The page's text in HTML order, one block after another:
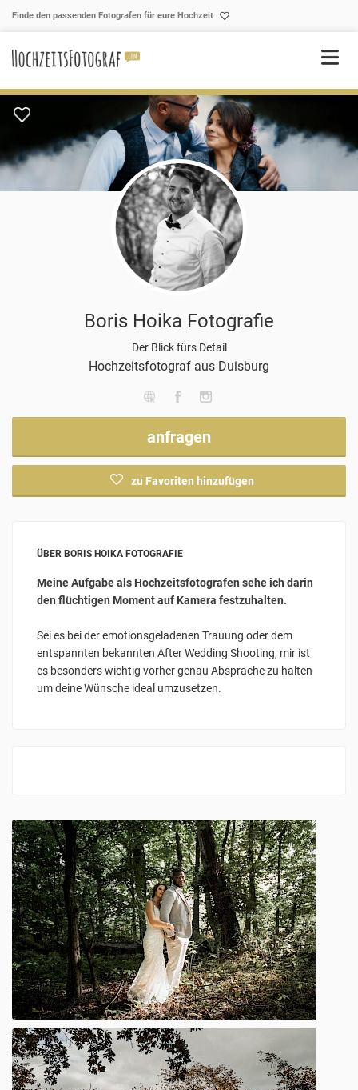
Finde den passenden Fotografen für eure Hochzeit
Boris Hoika Fotografie
Der Blick fürs Detail
Hochzeitsfotograf aus Duisburg
anfragen
zu Favoriten hinzufügen
ÜBER BORIS HOIKA FOTOGRAFIE
Meine Aufgabe als Hochzeitsfotografen sehe ich darin
den flüchtigen Moment auf Kamera festzuhalten.
Sei es bei der emotionsgeladenen Trauung oder dem
entspannten bekannten After Wedding Shooting, mir ist
es besonders wichtig vorher genau Absprache zu halten
um deine Wünsche ideal umzusetzen.